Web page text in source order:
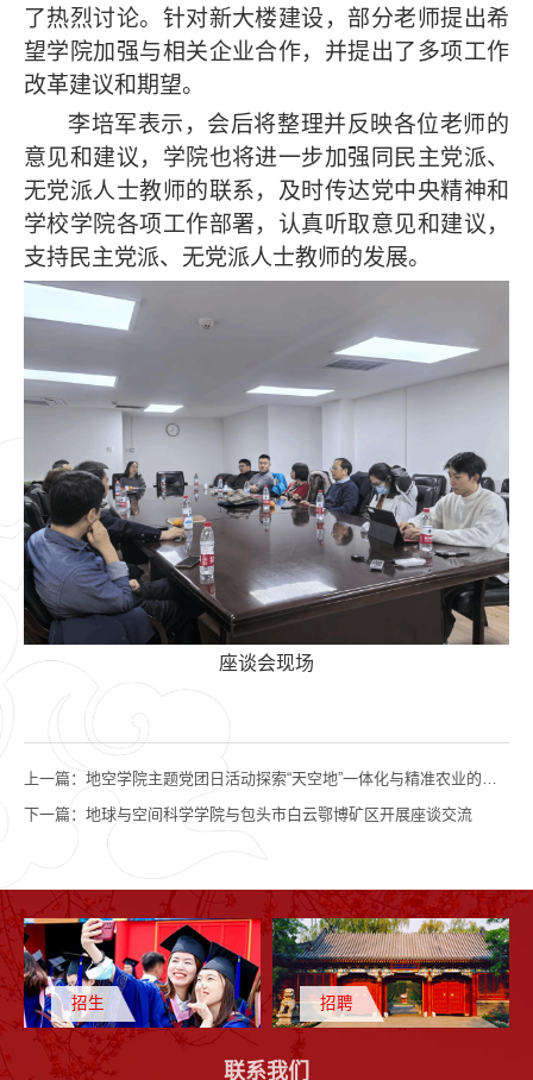
了热烈讨论。针对新大楼建设，部分老师提出希
望学院加强与相关企业合作，并提出了多项工作
改革建议和期望。
李培军表示，会后将整理并反映各位老师的
意见和建议，学院也将进一步加强同民主党派、
无党派人士教师的联系，及时传达党中央精神和
学校学院各项工作部署，认真听取意见和建议，
支持民主党派、无党派人士教师的发展。
座谈会现场
上一篇： 地空学院主题党团日活动探索“天空地”一体化与精准农业的交叉赋能
下一篇： 地球与空间科学学院与包头市白云鄂博矿区开展座谈交流
招生 招聘
联系我们